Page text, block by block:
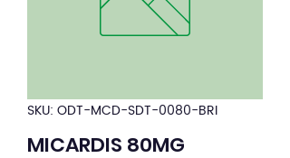
SKU: ODT-MCD-SDT-0080-BRI
MICARDIS 80MG